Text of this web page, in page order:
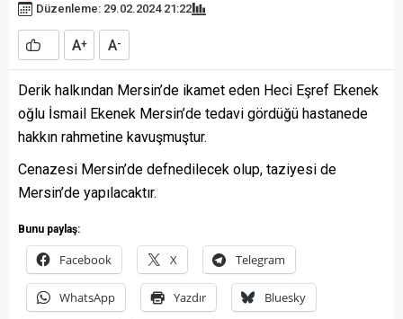
Düzenleme: 29.02.2024 21:22
A+ A-
Derik halkından Mersin’de ikamet eden Heci Eşref Ekenek
oğlu İsmail Ekenek Mersin’de tedavi gördüğü hastanede
hakkın rahmetine kavuşmuştur.
Cenazesi Mersin’de defnedilecek olup, taziyesi de
Mersin’de yapılacaktır.
Bunu paylaş:
Facebook X Telegram
WhatsApp Yazdır Bluesky